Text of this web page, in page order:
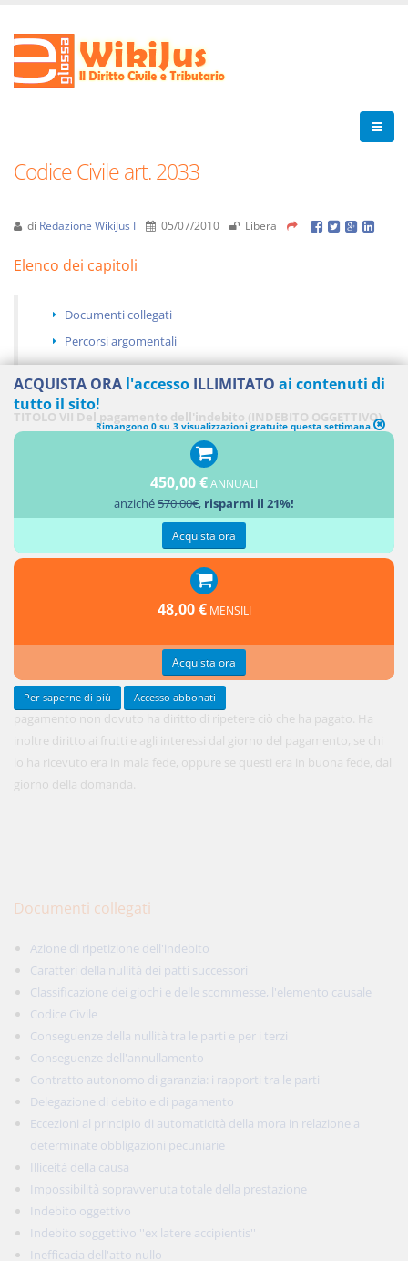
Codice Civile art. 2033
di Redazione WikiJus I 05/07/2010 Libera
Elenco dei capitoli
Documenti collegati
Percorsi argomentali
TITOLO VII Del pagamento dell'indebito (INDEBITO OGGETTIVO)
pagamento non dovuto ha diritto di ripetere ciò che ha pagato. Ha
inoltre diritto ai frutti e agli interessi dal giorno del pagamento, se chi
lo ha ricevuto era in mala fede, oppure se questi era in buona fede, dal
giorno della domanda.
Documenti collegati
Azione di ripetizione dell'indebito
Caratteri della nullità dei patti successori
Classificazione dei giochi e delle scommesse, l'elemento causale
Codice Civile
Conseguenze della nullità tra le parti e per i terzi
Conseguenze dell'annullamento
Contratto autonomo di garanzia: i rapporti tra le parti
Delegazione di debito e di pagamento
Eccezioni al principio di automaticità della mora in relazione a
determinate obbligazioni pecuniarie
Illiceità della causa
Impossibilità sopravvenuta totale della prestazione
Indebito oggettivo
Indebito soggettivo ''ex latere accipientis''
Inefficacia dell'atto nullo
ACQUISTA ORA l'accesso ILLIMITATO ai contenuti di
tutto il sito!
Rimangono 0 su 3 visualizzazioni gratuite questa settimana.
450,00 €ANNUALI
anziché570.00€, risparmi il 21%!
Acquista ora
48,00 € MENSILI
Acquista ora
Per saperne di più Accesso abbonati